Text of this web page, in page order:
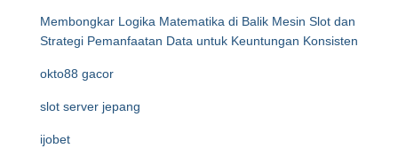
Membongkar Logika Matematika di Balik Mesin Slot dan
Strategi Pemanfaatan Data untuk Keuntungan Konsisten
okto88 gacor
slot server jepang
ijobet